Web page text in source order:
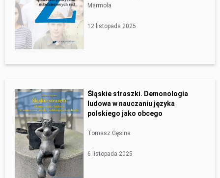
Marmola
12 listopada 2025
Śląskie straszki. Demonologia
ludowa w nauczaniu języka
polskiego jako obcego
Tomasz Gęsina
6 listopada 2025